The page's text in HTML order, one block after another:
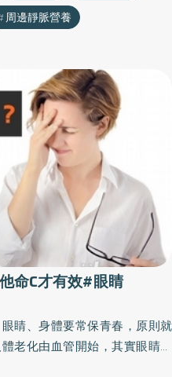
周邊靜脈營養
命C才有效#眼睛
睛、身體要常保青春，原則就
老化由血管開始，其實眼睛的